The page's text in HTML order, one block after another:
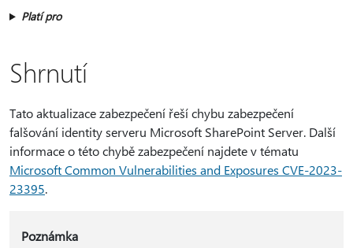
Platí pro
Shrnutí
Tato aktualizace zabezpečení řeší chybu zabezpečení
falšování identity serveru Microsoft SharePoint Server. Další
informace o této chybě zabezpečení najdete v tématu
Microsoft Common Vulnerabilities and Exposures CVE-2023-
23395.
Poznámka